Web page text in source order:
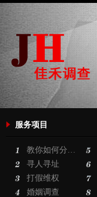
服务项目
教你如何分…
寻人寻址
打假维权
婚姻调查